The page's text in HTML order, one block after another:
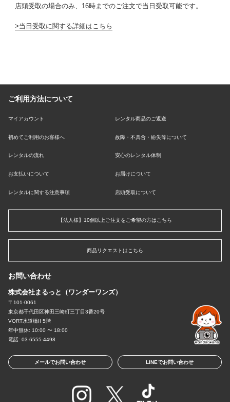
店頭受取の場合のみ、16時までのご注文で当日受取可能です。
当日受取に関する詳細はこちら
ご利用方法について
マイアカウント レンタル商品のご返送
初めてご利用のお客様へ 故障・不具合・紛失等について
レンタルの流れ 安心のレンタル体制
お支払いについて お届けについて
レンタルに関する注意事項 店頭受取について
【法人様】10個以上ご注文をご希望の方はこちら
商品リクエストはこちら
お問い合わせ
株式会社まるっと（ワンダーワンズ）
〒101-0061
東京都千代田区神田三崎町三丁目3番20号
VORT水道橋II 5階
年中無休: 10:00 〜 18:00
電話: 03-6555-4498
メールでお問い合わせ LINEでお問い合わせ